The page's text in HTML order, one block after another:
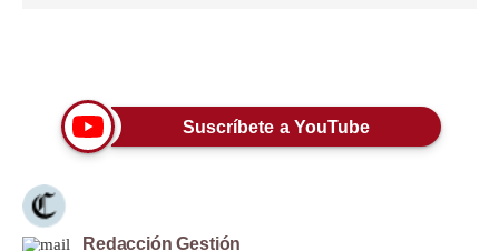
Lujo
Viajes
Moda
Estilos
Suscríbete a YouTube
Redacción Gestión